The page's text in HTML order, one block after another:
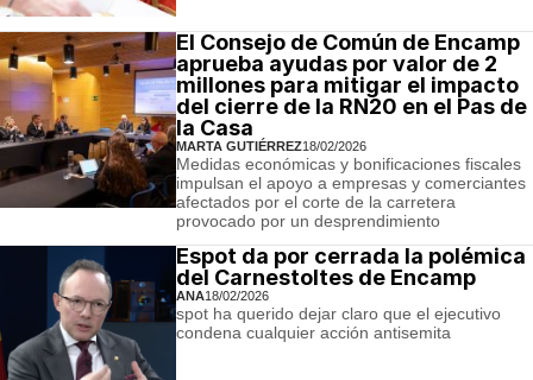
El Consejo de Común de Encamp
aprueba ayudas por valor de 2
millones para mitigar el impacto
del cierre de la RN20 en el Pas de
la Casa
MARTA GUTIÉRREZ18/02/2026
Medidas económicas y bonificaciones fiscales
impulsan el apoyo a empresas y comerciantes
afectados por el corte de la carretera
provocado por un desprendimiento
Espot da por cerrada la polémica
del Carnestoltes de Encamp
ANA18/02/2026
spot ha querido dejar claro que el ejecutivo
condena cualquier acción antisemita